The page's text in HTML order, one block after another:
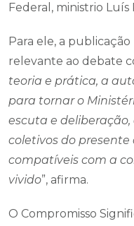
Federal, ministrio Luís
Para ele, a
relevante ao debate
teoria e prática, a
para tornar o
escuta e
coletivos do
compatíveis com a
vivido”, afirma.
O Compromisso